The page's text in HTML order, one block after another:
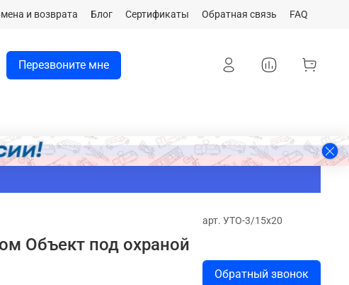
и возврата Блог Сертификаты Обратная связь FAQ
Перезвоните мне
арт. УТО-3/15х20
Объект под охраной
Обратный звонок